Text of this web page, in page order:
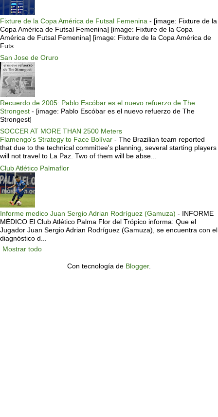
Fixture de la Copa América de Futsal Femenina - [image: Fixture de la
Copa América de Futsal Femenina] [image: Fixture de la Copa
América de Futsal Femenina] [image: Fixture de la Copa América de
Futs...
San Jose de Oruro
Recuerdo de 2005: Pablo Escóbar es el nuevo refuerzo de The
Strongest - [image: Pablo Escóbar es el nuevo refuerzo de The
Strongest]
SOCCER AT MORE THAN 2500 Meters
Flamengo's Strategy to Face Bolívar - The Brazilian team reported
that due to the technical committee's planning, several starting players
will not travel to La Paz. Two of them will be abse...
Club Atlético Palmaflor
Informe medico Juan Sergio Adrian Rodríguez (Gamuza) - INFORME
MÉDICO El Club Atlético Palma Flor del Trópico informa: Que el
Jugador Juan Sergio Adrian Rodríguez (Gamuza), se encuentra con el
diagnóstico d...
Mostrar todo
Con tecnología de Blogger.